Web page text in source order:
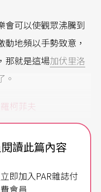
會可以使觀眾沸騰到
地頻以手勢致意，
那就是這場加伏里洛
。
柯菲夫
一連串不同調性的巴
史卡拉第奏鳴曲般，
，也是少有的安排。
讀此篇內容
即加入PAR雜誌付
會員